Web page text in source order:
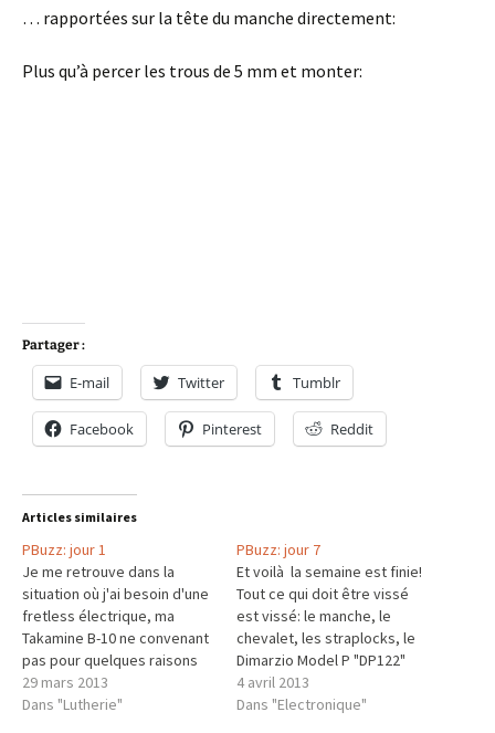
… rapportées sur la tête du manche directement:
Plus qu’à percer les trous de 5 mm et monter:
Partager :
E-mail Twitter Tumblr
Facebook Pinterest Reddit
Articles similaires
PBuzz: jour 1
Je me retrouve dans la
situation où j'ai besoin d'une
fretless électrique, ma
Takamine B-10 ne convenant
pas pour quelques raisons
valables, et ceci très
rapidement (début de
29 mars 2013
Dans "Lutherie"
PBuzz: jour 7
Et voilà la semaine est finie!
Tout ce qui doit être vissé
est vissé: le manche, le
chevalet, les straplocks, le
Dimarzio Model P "DP122"
Deux derniers points de
soudure pour connecter le
4 avril 2013
Dans "Electronique"